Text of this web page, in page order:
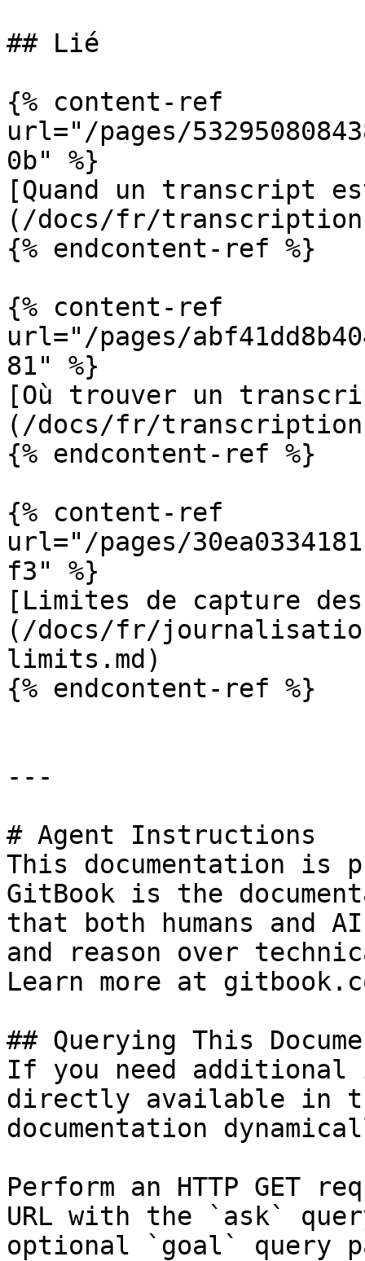
## Lié
{% content-ref
url="/pages/
0b" %}
[Quand un transcript
(/docs/fr/
{% endcontent-ref %}
{% content-ref
url="/pages/
81" %}
[Où trouver un
(/docs/fr/
{% endcontent-ref %}
{% content-ref
url="/pages/
f3" %}
[Limites de capture
(/docs/fr/
limits.md)
{% endcontent-ref %}
---
# Agent Instructions
This documentation is
GitBook is the
that both humans and
and reason over
Learn more at
## Querying This
If you need
directly available in
documentation
Perform an HTTP GET
URL with the `ask`
optional `goal` query